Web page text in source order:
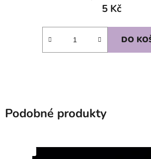
5 Kč
DO
Podobné produkty